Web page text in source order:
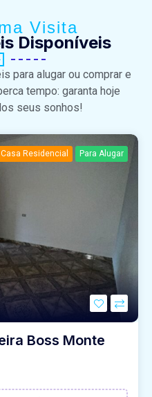
Visita
Disponíveis
para alugar ou comprar e
tempo: garanta hoje
seus sonhos!
Casa Residencial Para Alugar
Boss Monte